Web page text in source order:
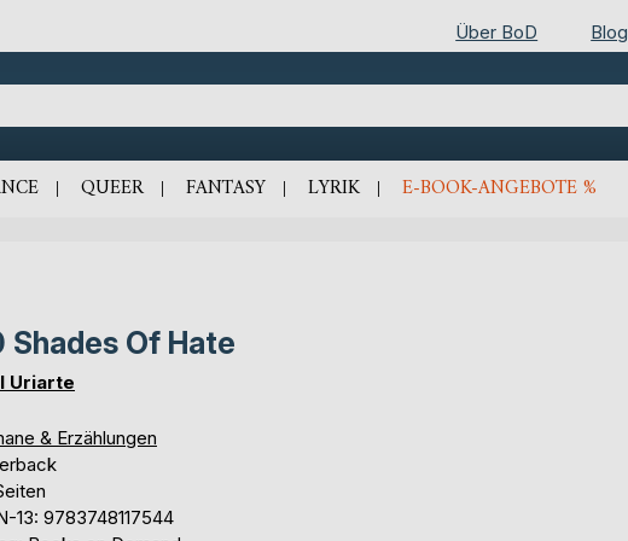
Über BoD Blog
QUEER FANTASY LYRIK E-BOOK-ANGEBOTE %
Shades Of Hate
Uriarte
& Erzählungen
13: 9783748117544